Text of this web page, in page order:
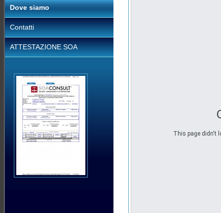
This page didn't
Dove siamo
Contatti
ATTESTAZIONE SOA